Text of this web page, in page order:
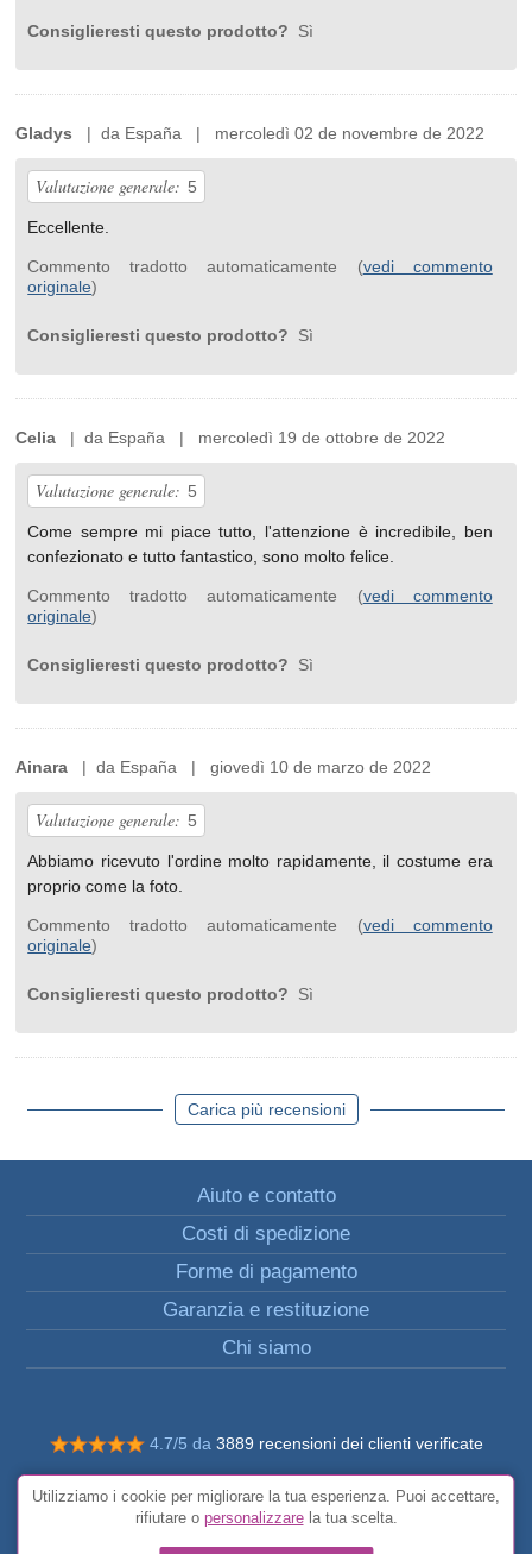
Consiglieresti questo prodotto? Sì
Gladys | da España | mercoledì 02 de novembre de 2022
Valutazione generale: 5
Eccellente.
Commento tradotto automaticamente (vedi commento
originale)
Consiglieresti questo prodotto? Sì
Celia | da España | mercoledì 19 de ottobre de 2022
Valutazione generale: 5
Come sempre mi piace tutto, l'attenzione è incredibile, ben
confezionato e tutto fantastico, sono molto felice.
Commento tradotto automaticamente (vedi commento
originale)
Consiglieresti questo prodotto? Sì
Ainara | da España | giovedì 10 de marzo de 2022
Valutazione generale: 5
Abbiamo ricevuto l'ordine molto rapidamente, il costume era
proprio come la foto.
Commento tradotto automaticamente (vedi commento
originale)
Consiglieresti questo prodotto? Sì
Carica più recensioni
Aiuto e contatto
Costi di spedizione
Forme di pagamento
Garanzia e restituzione
Chi siamo
4.7/5 da 3889 recensioni dei clienti verificate
© Tutti i diritti riservati FunToCome
Condizioni generali
Utilizziamo i cookie per migliorare la tua esperienza. Puoi accettare,
rifiutare o personalizzarela tua scelta.